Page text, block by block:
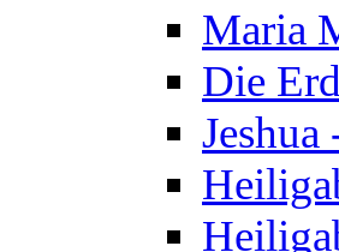
Maria
Die